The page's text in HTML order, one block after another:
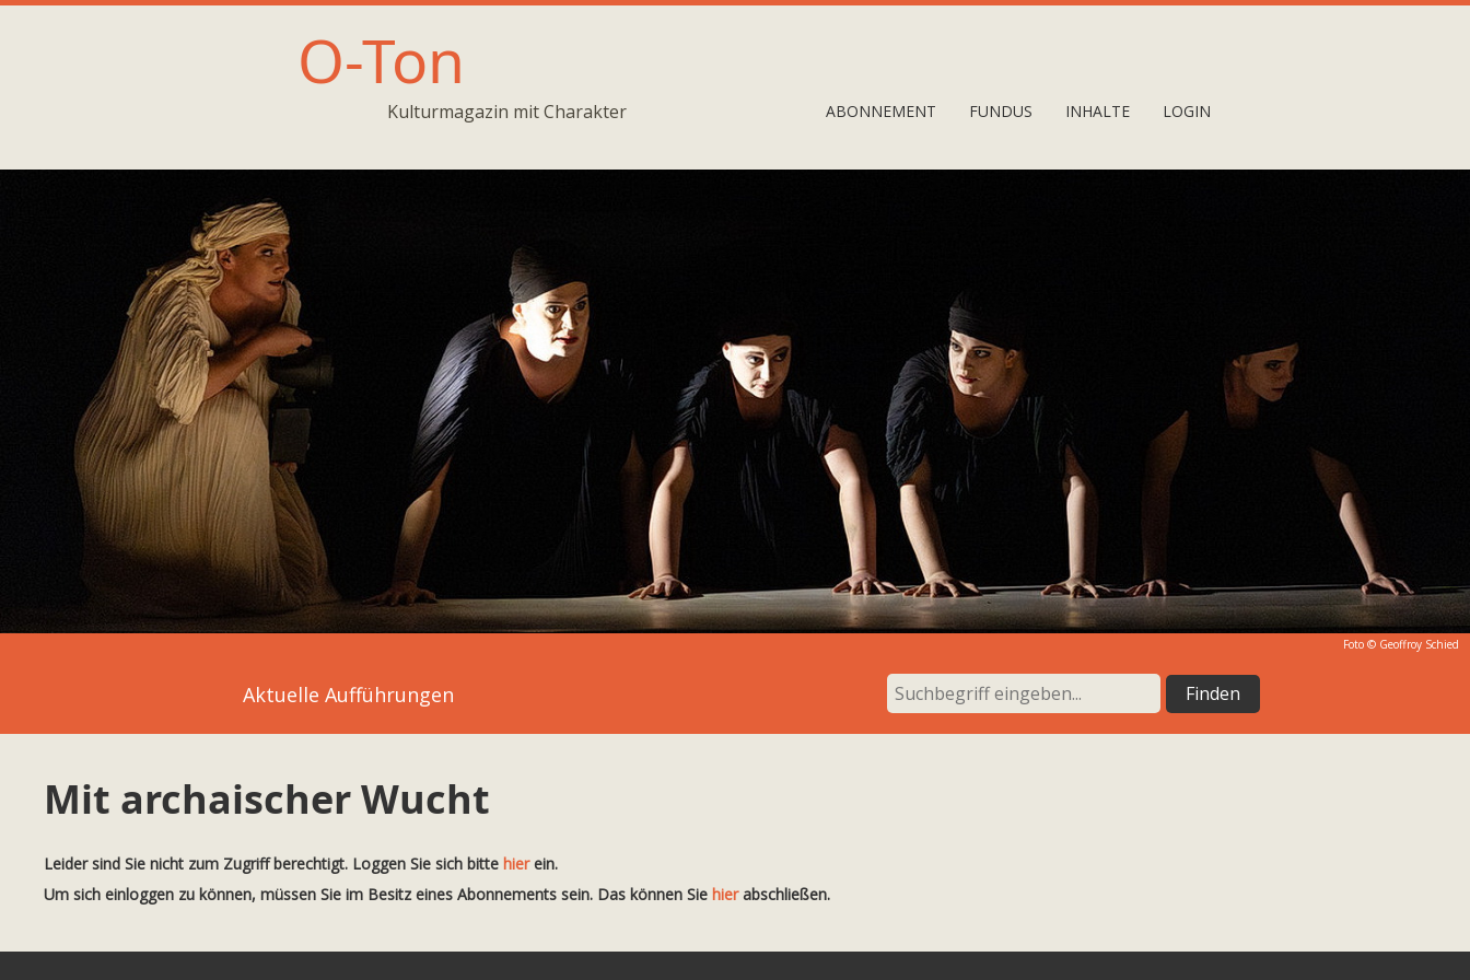
O-Ton
Kulturmagazin mit Charakter ABONNEMENT FUNDUS INHALTE LOGIN
Foto © Geoffroy Schied
Aktuelle Aufführungen
Mit archaischer Wucht
Leider sind Sie nicht zum Zugriff berechtigt. Loggen Sie sich bitte hierein.
Um sich einloggen zu können, müssen Sie im Besitz eines Abonnements sein. Das können Sie hierabschließen.